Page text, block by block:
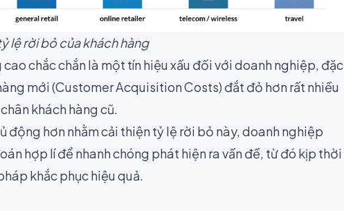
lệ rời bỏ của khách hàng
chắc chắn là một tín hiệu xấu đối với doanh nghiệp, đặc
mới(Customer Acquisition Costs) đắt đỏ hơn rất nhiều
khách hàng cũ.
động hơn nhằm cải thiện tỷ lệ rời bỏ này, doanh nghiệp
hợp lí để nhanh chóng phát hiện ra vấn đề, từ đó kịp thời
khắc phục hiệu quả.